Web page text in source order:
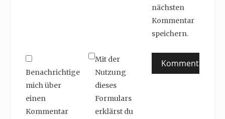
nächsten
Kommentar
speichern.
Benachrichtige
mich über
einen
Kommentar
Mit der
Nutzung
dieses
Formulars
erklärst du